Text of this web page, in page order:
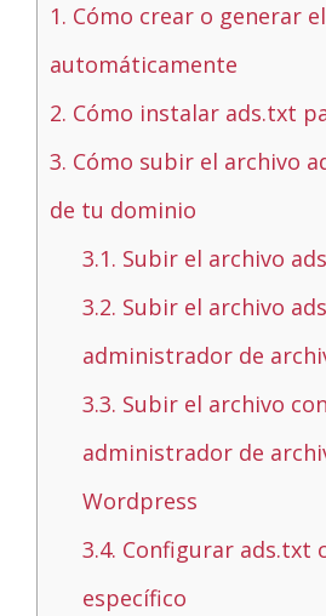
1. Cómo crear o generar
automáticamente
2. Cómo instalar ads.txt
3. Cómo subir el archivo
de tu dominio
3.1. Subir el archivo
3.2. Subir el archivo
administrador de
3.3. Subir el archivo
administrador de
Wordpress
3.4. Configurar ads.txt
específico